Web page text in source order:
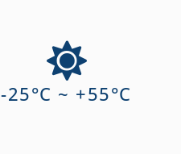
-25°C ~ +55°C